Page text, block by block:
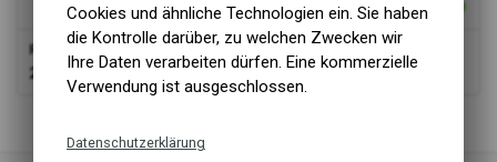
Rahmen-Schutzfolie XPEL zum selber zuschneiden
21.90 CHF
Cookies und ähnliche Technologien ein. Sie haben
die Kontrolle darüber, zu welchen Zwecken wir
Ihre Daten verarbeiten dürfen. Eine kommerzielle
Verwendung ist ausgeschlossen.
Datenschutzerklärung